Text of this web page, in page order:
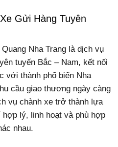
Gửi Hàng Tuyên
Nha Trang là dịch vụ
tuyến Bắc – Nam, kết nối
với thành phố biển Nha
cầu giao thương ngày càng
vụ chành xe trở thành lựa
lý, linh hoạt và phù hợp
nhau.